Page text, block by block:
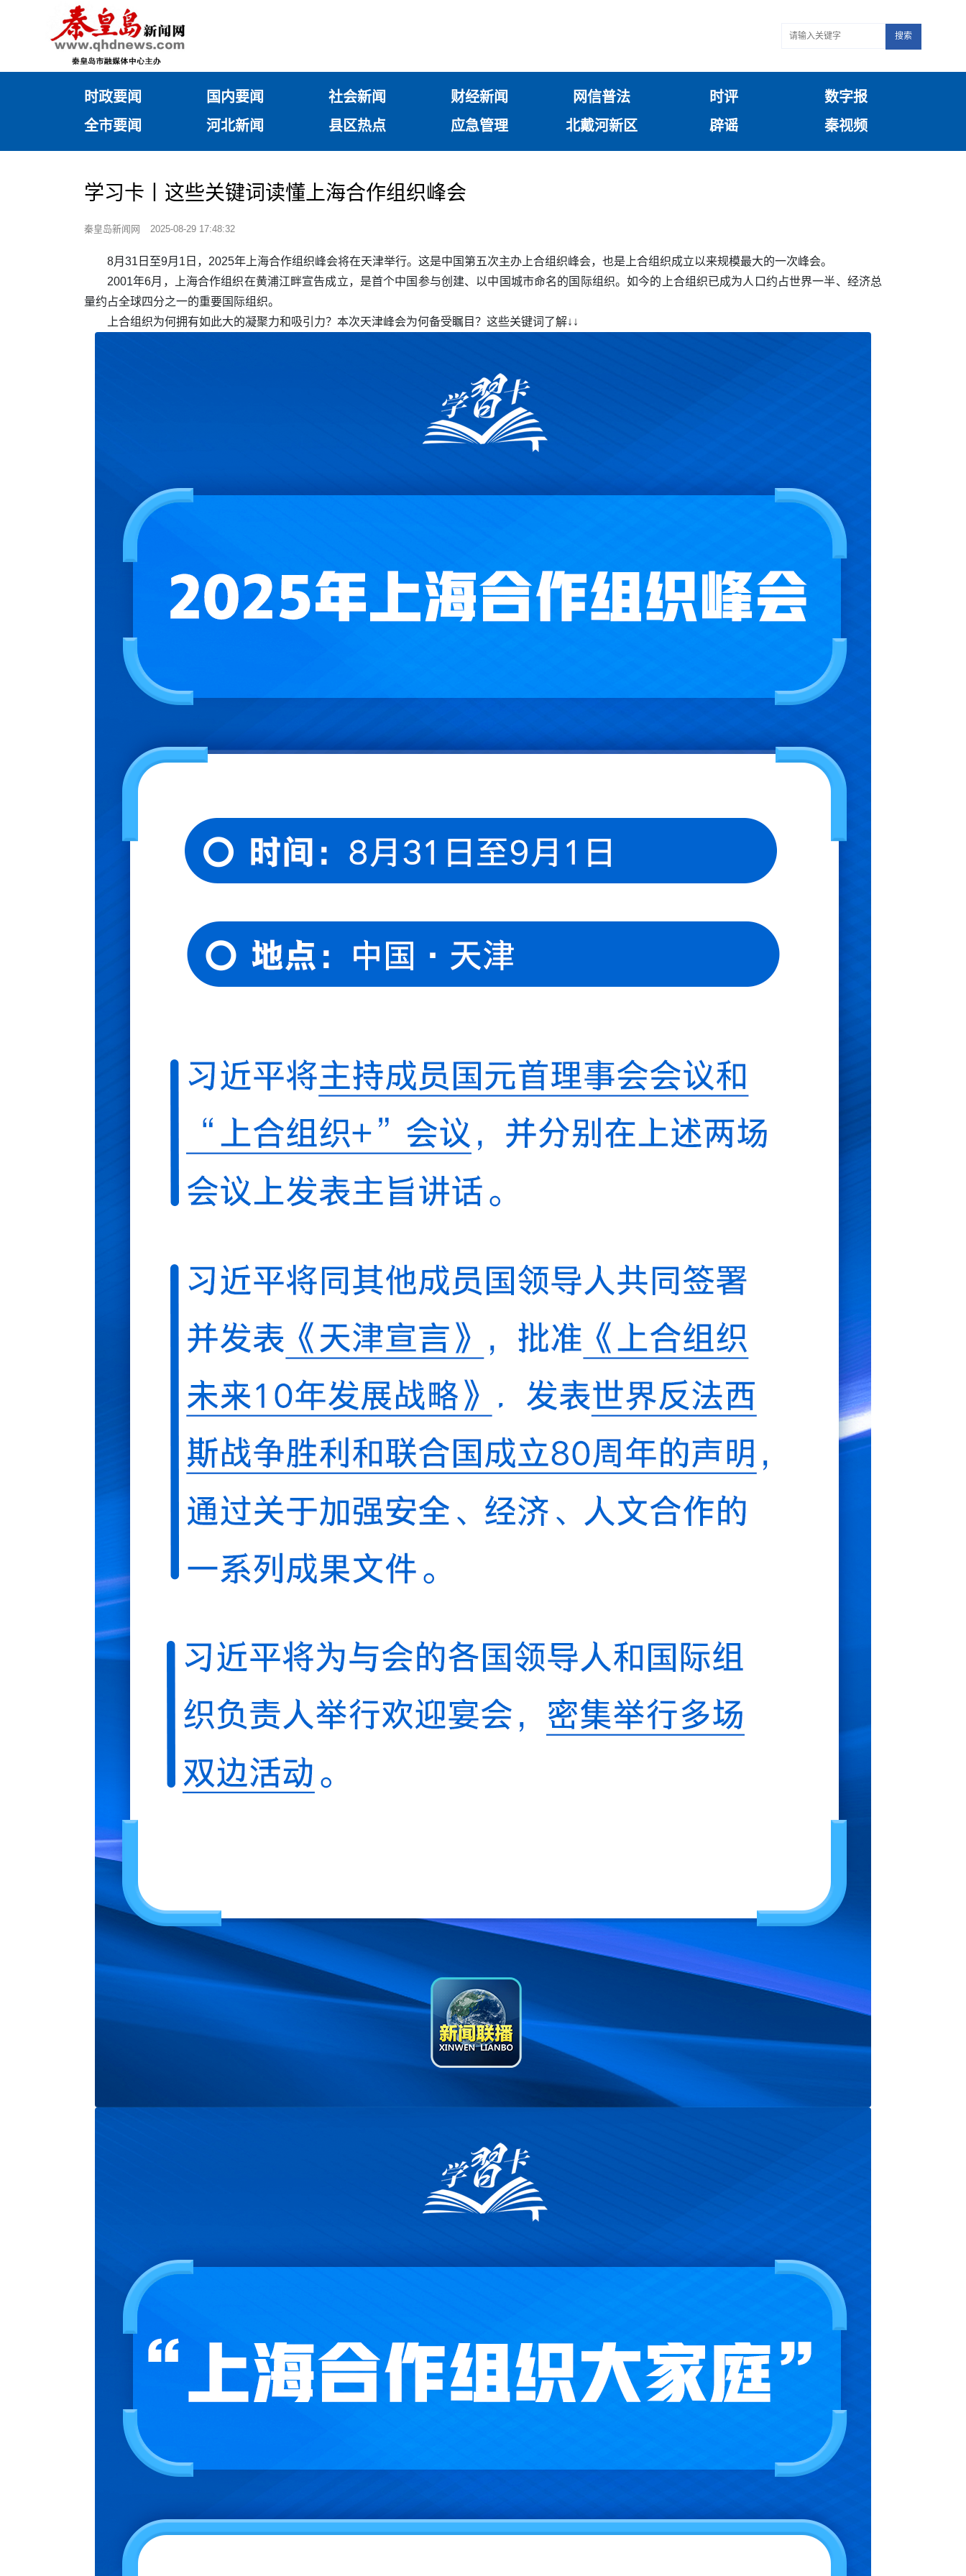
搜索
时政要闻 国内要闻 社会新闻 财经新闻 网信普法 时评
数字报
全市要闻
河北新闻 县区热点 应急管理 北戴河新区 辟谣 秦视频
学习卡丨这些关键词读懂上海合作组织峰会
秦皇岛新闻网 2025-08-29 17:48:32
8月31日至9月1日，2025年上海合作组织峰会将在天津举行。这是中国第五次主办上合组织峰会，也是上合组织成立以来规模最大的一次峰会。
2001年6月，上海合作组织在黄浦江畔宣告成立，是首个中国参与创建、以中国城市命名的国际组织。如今的上合组织已成为人口约占世界一半、经济总
量约占全球四分之一的重要国际组织。
上合组织为何拥有如此大的凝聚力和吸引力？本次天津峰会为何备受瞩目？这些关键词了解↓↓